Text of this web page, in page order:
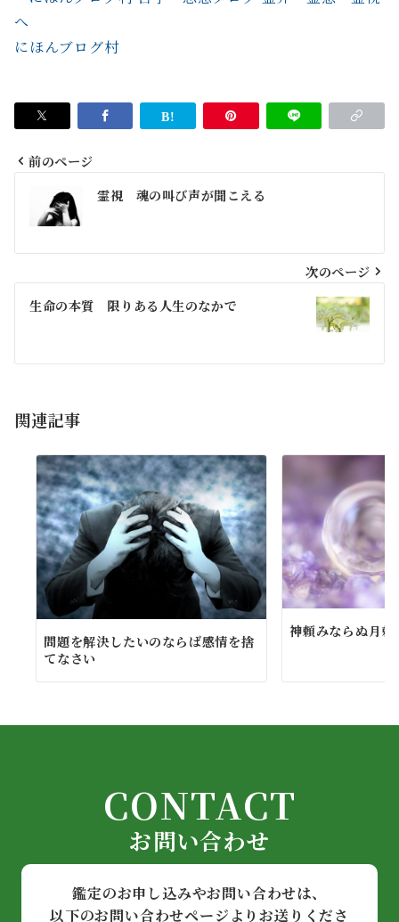
にほんブログ村
ナ
ビ
ゲ
シ
ン
前のページ
霊視 魂の叫び声が聞こえる
次のページ
生命の本質 限りある人生のなかで
関連記事
問題を解決したいのならば感情を捨
てなさい
神頼みならぬ月
CONTACT
お問い合わせ
鑑定のお申し込みやお問い合わせは、
以下のお問い合わせページよりお送りくださ